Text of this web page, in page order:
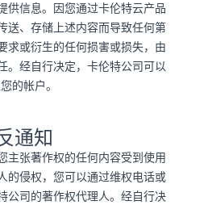
供信息。因您通过卡伦特云产品
送、存储上述内容而导致任何第
求或衍生的任何损害或损失，由
。经自行决定，卡伦特公司可以
的帐户。
通知
主张著作权的任何内容受到使用
的侵权，您可以通过维权电话或
公司的著作权代理人。经自行决